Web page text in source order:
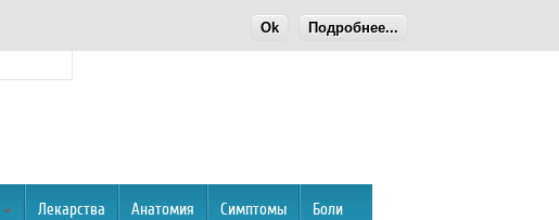
Ok Подробнее...
Лекарства Анатомия Симптомы Боли